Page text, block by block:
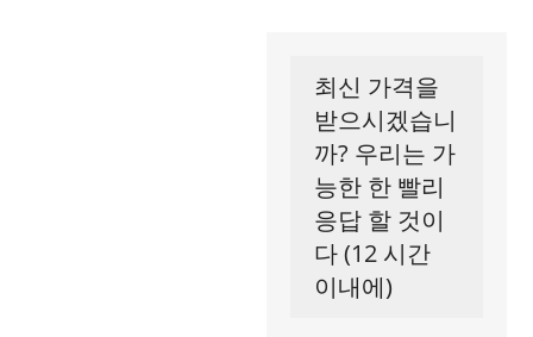
최신 가격을
받으시겠습니
까? 우리는 가
능한 한 빨리
응답 할 것이
다 (12 시간
이내에)